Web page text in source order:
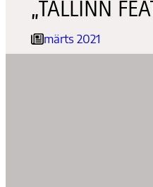
„TALLINN
märts 2021